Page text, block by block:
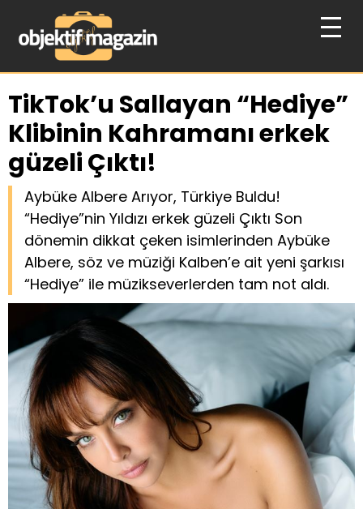
TikTok’u Sallayan “Hediye”
Klibinin Kahramanı erkek
güzeli Çıktı!
Aybüke Albere Arıyor, Türkiye Buldu!
“Hediye”nin Yıldızı erkek güzeli Çıktı Son
dönemin dikkat çeken isimlerinden Aybüke
Albere, söz ve müziği Kalben’e ait yeni şarkısı
“Hediye” ile müzikseverlerden tam not aldı.